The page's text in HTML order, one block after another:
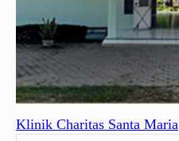
Klinik Charitas Santa Maria